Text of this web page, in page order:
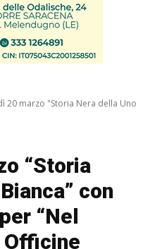
20 marzo "Storia Nera della Uno
“Storia
con
“Nel